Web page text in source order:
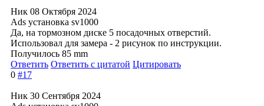
Ник 08 Октября 2024
Ads установка sv1000
Да, на тормозном диске 5 посадочных отверстий.
Использовал для замера - 2 рисунок по инструкции.
Получилось 85 mm
Ответить Ответить с цитатой Цитировать
0 #17
Ник 30 Сентября 2024